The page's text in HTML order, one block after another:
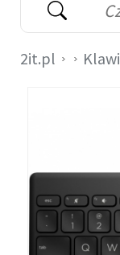
2it.pl